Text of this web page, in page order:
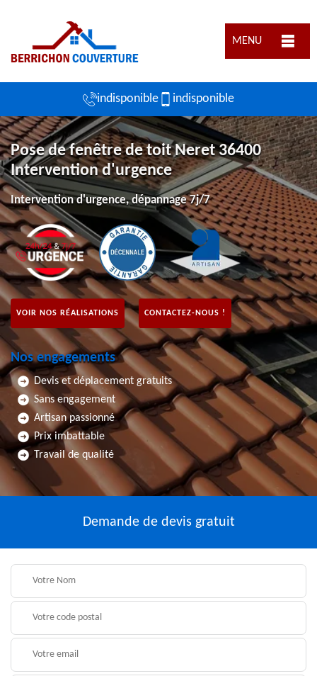
MENU
indisponible indisponible
Pose de fenêtre de toit Neret 36400
Intervention d'urgence
Intervention d'urgence, dépannage 7j/7
VOIR NOS RÉALISATIONS CONTACTEZ-NOUS !
Nos engagements
Devis et déplacement gratuits
Sans engagement
Artisan passionné
Prix imbattable
Travail de qualité
Demande de devis gratuit